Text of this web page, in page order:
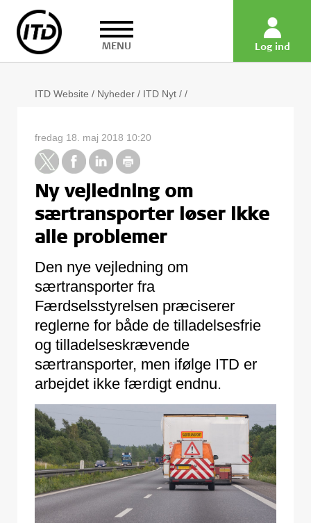
MENU Log ind
ITD Website / Nyheder / ITD Nyt / /
fredag 18. maj 2018 10:20
Ny vejledning om
særtransporter løser ikke
alle problemer
Den nye vejledning om
særtransporter fra
Færdselsstyrelsen præciserer
reglerne for både de tilladelsesfrie
og tilladelseskrævende
særtransporter, men ifølge ITD er
arbejdet ikke færdigt endnu.